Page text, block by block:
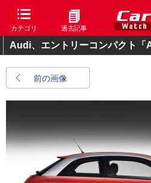
カテゴリ 過去記事
Audi、エントリーコンパクト「
前の画像